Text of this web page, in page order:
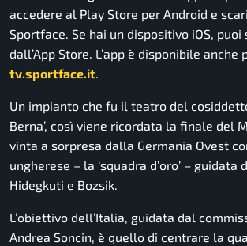
accedere al Play Store per Android e
Sportface. Se hai un dispositivo iOS, puoi
dall’App Store. L’app è disponibile anche
tv.sportface.it.
Un impianto che fu il teatro del
Berna’, così viene ricordata la finale del
vinta a sorpresa dalla Germania Ovest
ungherese – la ‘squadra d’oro’ – guidata
Hidegkuti e Bozsik.
L’obiettivo dell’Italia, guidata dal
Andrea Soncin, è quello di centrare la